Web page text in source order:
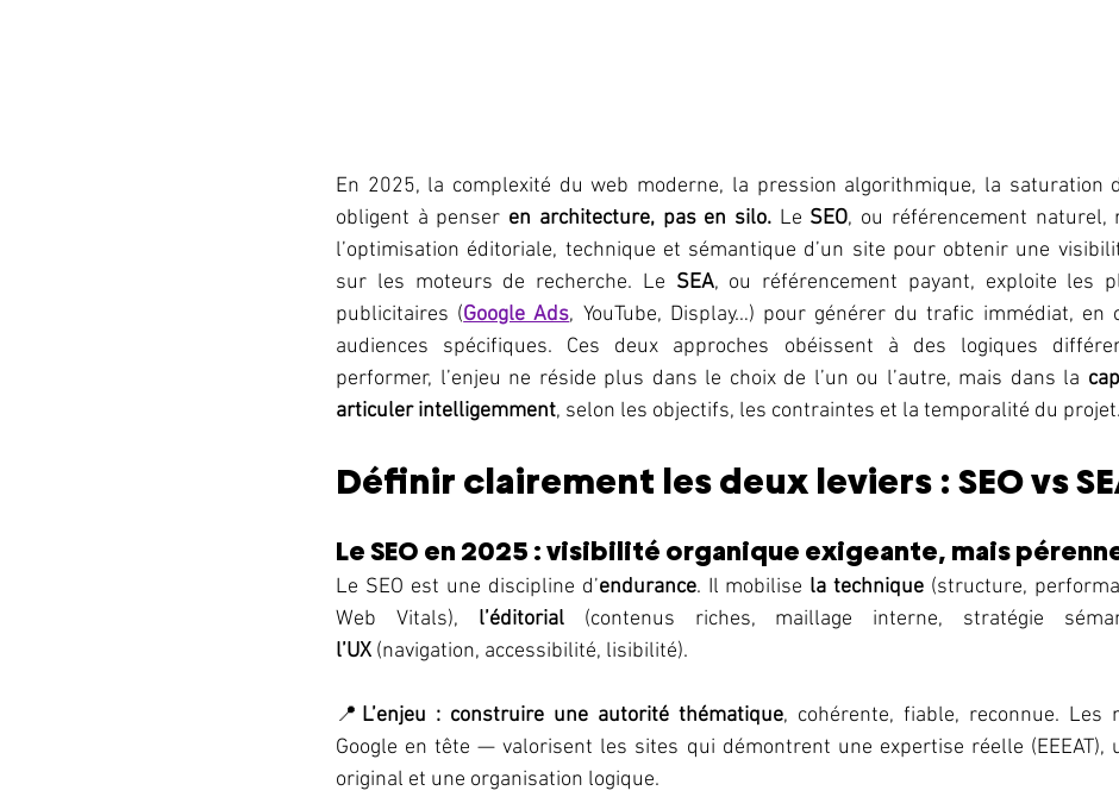
En 2025, la complexité du web moderne, la pression algorithmique, la saturation
obligent à penser en architecture, pas en silo. Le SEO, ou référencement naturel,
l’optimisation éditoriale, technique et sémantique d’un site pour obtenir une
sur les moteurs de recherche. Le SEA, ou référencement payant, exploite les
publicitaires (Google Ads, YouTube, Display…) pour générer du trafic immédiat, en
audiences spécifiques. Ces deux approches obéissent à des logiques
performer, l’enjeu ne réside plus dans le choix de l’un ou l’autre, mais dans la
articuler intelligemment, selon les objectifs, les contraintes et la temporalité du projet.
Définir clairement les deux leviers : SEO vs
Le SEO en 2025 : visibilité organique exigeante, mais
Le SEO est une discipline d’endurance. Il mobilise la technique (structure,
Web Vitals), l’éditorial
l’UX (navigation, accessibilité, lisibilité).
📍 L’enjeu : construire une autorité thématique, cohérente, fiable, reconnue. Les
Google en tête — valorisent les sites qui démontrent une expertise réelle (EEEAT),
original et une organisation logique.